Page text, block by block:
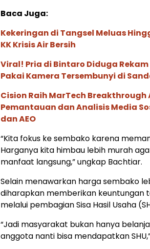
Baca Juga:
Kekeringan di Tangsel Meluas
KK Krisis Air Bersih
Viral! Pria di Bintaro Diduga Rekam
Pakai Kamera Tersembunyi di
Cision Raih MarTech
Pemantauan dan Analisis Media
dan AEO
“Kita fokus ke sembako karena
Harganya kita himbau lebih murah
manfaat langsung,” ungkap Bachtiar.
Selain menawarkan harga sembako
diharapkan memberikan keuntungan
melalui pembagian Sisa Hasil Usaha
“Jadi masyarakat bukan hanya
anggota nanti bisa mendapatkan